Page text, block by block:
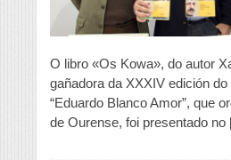
O libro «Os Kowa», do autor
gañadora da XXXIV edición
“Eduardo Blanco Amor”, que
de Ourense, foi presentado